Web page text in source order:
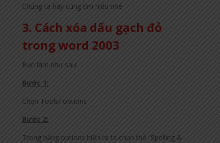
Chúng ta hãy cùng tìm hiểu nhé.
3. Cách xóa dấu gạch đỏ
trong word 2003
Bạn làm như sau:
Bước 1:
Chọn Tools/ options
Bước 2:
Trong bảng options hiện ra ta chọn thẻ “Spelling &